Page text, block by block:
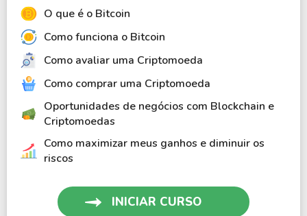
O que é o Bitcoin
Como funciona o Bitcoin
Como avaliar uma Criptomoeda
Como comprar uma Criptomoeda
Oportunidades de negócios com Blockchain e
Criptomoedas
Como maximizar meus ganhos e diminuir os
riscos
INICIAR CURSO